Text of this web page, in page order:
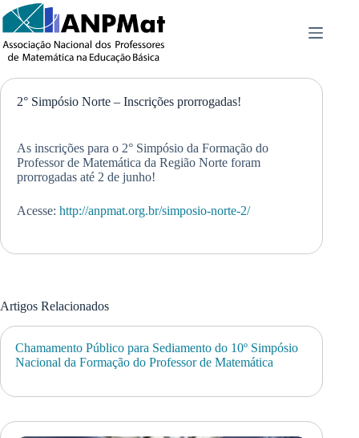
Pular
para
o
conteúdo
2° Simpósio Norte – Inscrições prorrogadas!
As inscrições para o 2° Simpósio da Formação do
Professor de Matemática da Região Norte foram
prorrogadas até 2 de junho!
Acesse: http://anpmat.org.br/simposio-norte-2/
Artigos Relacionados
Chamamento Público para Sediamento do 10º Simpósio
Nacional da Formação do Professor de Matemática